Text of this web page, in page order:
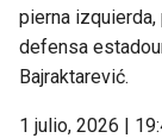
pierna
defensa
Bajraktarević.
1 julio, 2026 |